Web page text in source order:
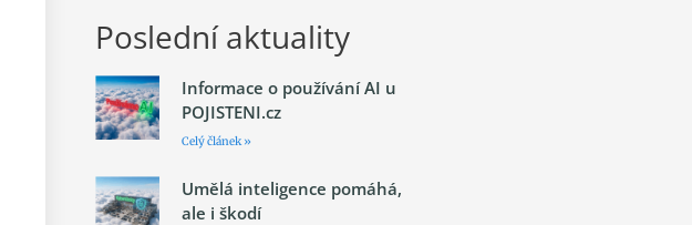
Poslední aktuality
Informace o používání AI u
POJISTENI.cz
Celý článek »
Umělá inteligence pomáhá,
ale i škodí